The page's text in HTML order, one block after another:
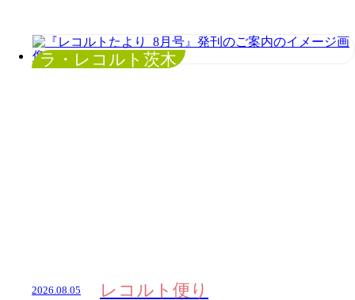
ラ・レコルト茨木
2026.08.05 レコルト便り